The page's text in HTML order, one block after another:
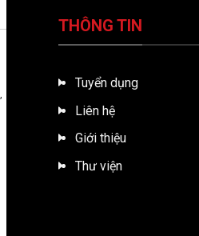
THÔNG TIN
Tuyển dụng
Liên hệ
Giới thiệu
Thư viện